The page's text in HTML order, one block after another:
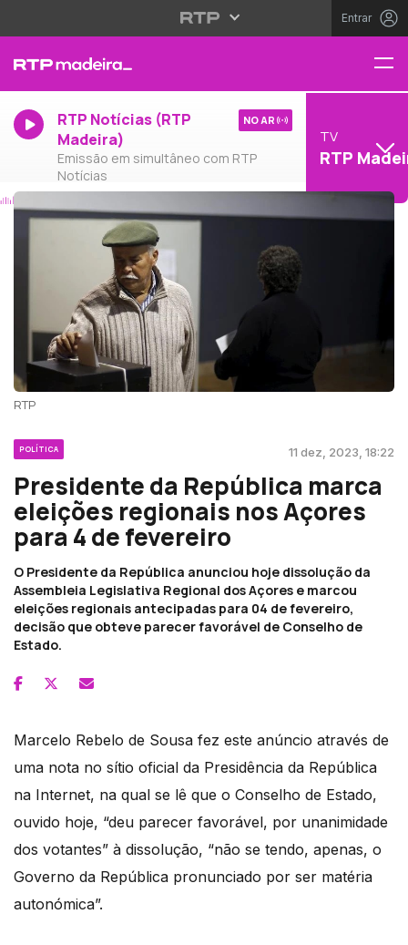
Entrar
RTP Notícias (RTP
Madeira)
Emissão em simultâneo com RTP
Notícias
NO AR
TV
RTP
RTP
POLÍTICA 11 dez, 2023, 18:22
Presidente da República marca
eleições regionais nos Açores
para 4 de fevereiro
O Presidente da República anunciou hoje dissolução da
Assembleia Legislativa Regional dos Açores e marcou
eleições regionais antecipadas para 04 de fevereiro,
decisão que obteve parecer favorável de Conselho de
Estado.
Marcelo Rebelo de Sousa fez este anúncio através de
uma nota no sítio oficial da Presidência da República
na Internet, na qual se lê que o Conselho de Estado,
ouvido hoje, “deu parecer favorável, por unanimidade
dos votantes” à dissolução, “não se tendo, apenas, o
Governo da República pronunciado por ser matéria
autonómica”.